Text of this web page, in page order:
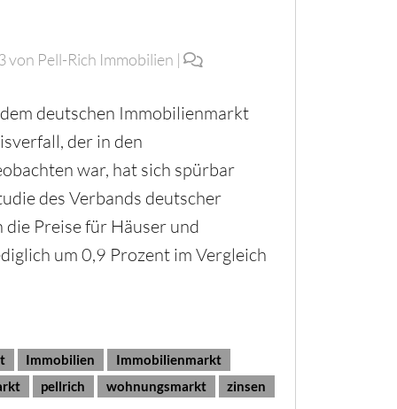
von Pell-Rich Immobilien |
deutschen Immobilienmarkt
der in den
war, hat sich spürbar
des Verbands deutscher
die Preise für Häuser und
um 0,9 Prozent im Vergleich
Immobilien
Immobilienmarkt
pellrich wohnungsmarkt zinsen